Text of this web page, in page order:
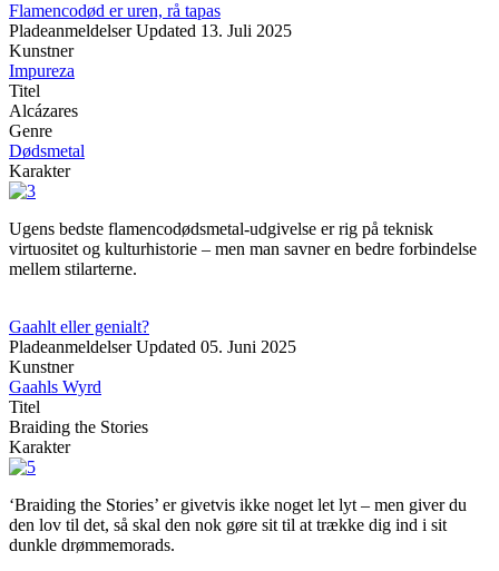
Flamencodød er uren, rå tapas
Pladeanmeldelser Updated 13. Juli 2025
Kunstner
Impureza
Titel
Alcázares
Genre
Dødsmetal
Karakter
Ugens bedste flamencodødsmetal-udgivelse er rig på teknisk
virtuositet og kulturhistorie – men man savner en bedre forbindelse
mellem stilarterne.
Gaahlt eller genialt?
Pladeanmeldelser Updated 05. Juni 2025
Kunstner
Gaahls Wyrd
Titel
Braiding the Stories
Karakter
‘Braiding the Stories’ er givetvis ikke noget let lyt – men giver du
den lov til det, så skal den nok gøre sit til at trække dig ind i sit
dunkle drømmemorads.